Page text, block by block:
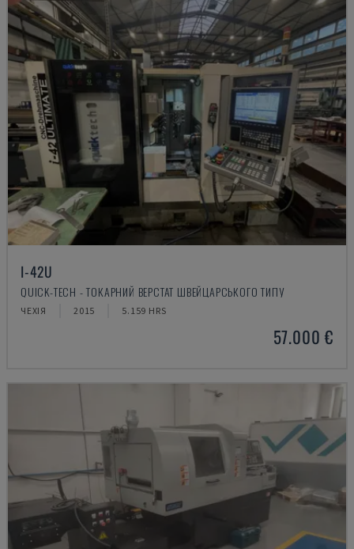
I-42U
QUICK-TECH - ТОКАРНИЙ ВЕРСТАТ ШВЕЙЦАРСЬКОГО ТИПУ
ЧЕХІЯ 2015 5.159 HRS
57.000 €